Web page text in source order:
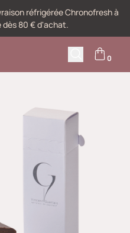
réfrigérée Chronofresh à
80 € d'achat.
0